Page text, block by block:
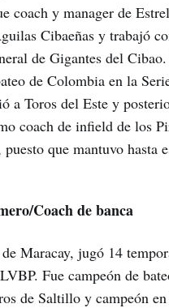
coach y manager de
Cibaeñas y trabajó
de Gigantes del
de Colombia en la
a Toros del Este y
coach de infield de los
que mantuvo hasta
Coach de banca
Maracay, jugó 14
Fue campeón de
de Saltillo y campeón